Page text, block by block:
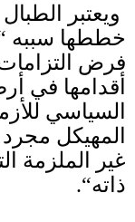
ويعتبر
خططها سببه
فرض
أقدامها في
السياسي
المهيكل
غير الملزمة
ذاته“.